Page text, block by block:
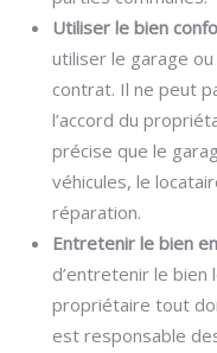
Utiliser le bien
utiliser le garage
contrat. Il ne peut
l’accord du
précise que le
véhicules, le
réparation.
Entretenir le bien
d’entretenir le bien
propriétaire tout
est responsable